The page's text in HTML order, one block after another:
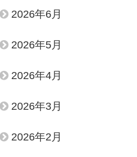
2026年6月
2026年5月
2026年4月
2026年3月
2026年2月